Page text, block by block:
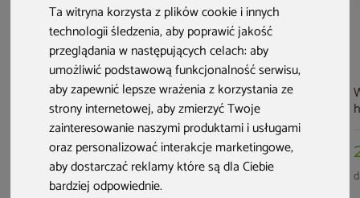
Ta witryna korzysta z plików cookie i innych
technologii śledzenia, aby poprawić jakość
przeglądania w następujących celach:aby
umożliwić podstawową funkcjonalność serwisu,
aby zapewnić lepsze wrażenia z korzystania ze
strony internetowej,aby zmierzyć Twoje
zainteresowanie naszymi produktami i usługami
oraz personalizować interakcje marketingowe,
aby dostarczać reklamy które są dla Ciebie
bardziej odpowiednie.
Wanna ogrodowa z
hydromasażem
Aquess Lunari 5202
4-osobowa
59 999 zł
darmowa dostawa
Wanna do terapii
kontrastowej
Aquess DuoTherm
7001 2-osobowa
36 999 zł
darmowa dostawa
Basen ogrodowy z
przeciwprądem i
hydromasażem
Aquess Aquatic 1
400 x 228 cm
Sterling White /
68 999 zł
darmowa dostawa